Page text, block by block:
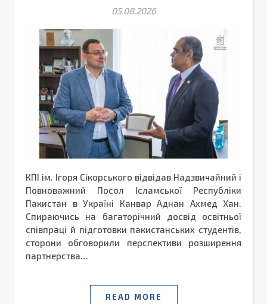
05.08.2026
КПІ ім. Ігоря Сікорського відвідав Надзвичайний і
Повноважний Посол Ісламської Республіки
Пакистан в Україні Канвар Аднан Ахмед Хан.
Спираючись на багаторічний досвід освітньої
співпраці й підготовки пакистанських студентів,
сторони обговорили перспективи розширення
партнерства…
READ MORE